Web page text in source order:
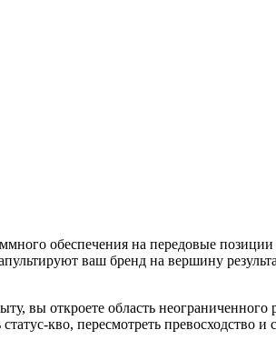
обеспечения на передовые
ваш бренд на вершину
вы откроете область неограниченного
кво, пересмотреть превосходство и